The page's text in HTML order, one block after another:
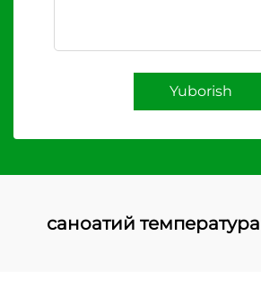
Yuborish
саноатий